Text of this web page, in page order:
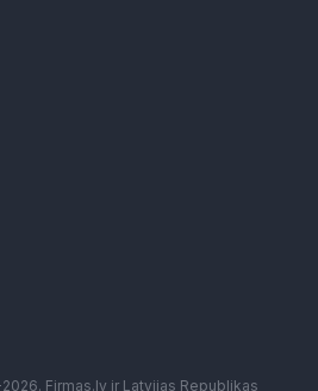
Firmas.lv ir Latvijas Republikas